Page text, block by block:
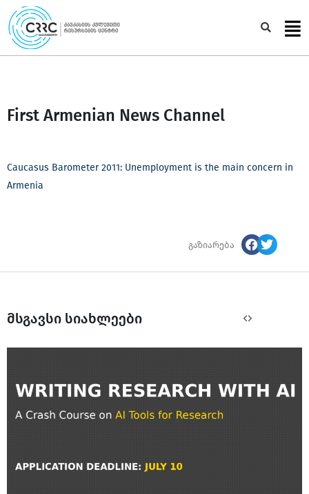
Skip
to
content
First Armenian News Channel
Caucasus Barometer 2011: Unemployment is the main concern in
Armenia
გაზიარება
მსგავსი სიახლეები